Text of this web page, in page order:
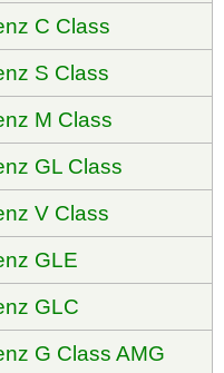
C Class
S Class
M Class
GL Class
V Class
GLE
GLC
G Class AMG